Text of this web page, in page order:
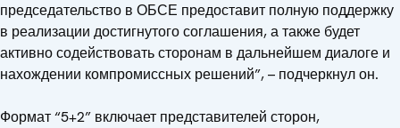
председательство в ОБСЕ предоставит полную поддержку
в реализации достигнутого соглашения, а также будет
активно содействовать сторонам в дальнейшем диалоге и
нахождении компромиссных решений”, – подчеркнул он.
Формат “5+2” включает представителей сторон,